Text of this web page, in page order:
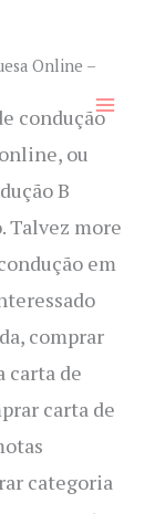
Online –
condução
ou
B
Talvez more
em
comprar
carta de
carta de
categoria